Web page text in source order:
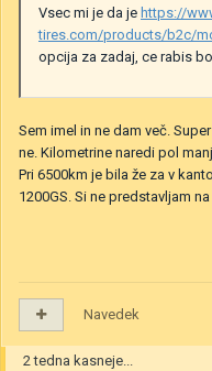
Vsec mi je da je https://
tires.com/products/b2c/
opcija za zadaj, ce rabis
Sem imel in ne dam več.
ne. Kilometrine naredi pol
Pri 6500km je bila že za v
1200GS. Si ne predstavljam
Navedek
2 tedna kasneje...